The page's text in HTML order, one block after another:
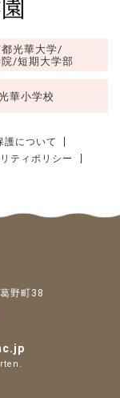
光華大学/
院/短期大学部
華小学校
護について
ティポリシー
野町38